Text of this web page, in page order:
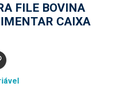
FILE BOVINA
CAIXA